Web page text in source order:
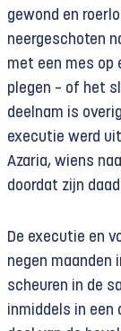
gewond en
neergeschoten
met een mes op
plegen – of het
deelnam is
executie werd
Azaria, wiens
doordat zijn daad
De executie en
negen maanden
scheuren in de
inmiddels in een